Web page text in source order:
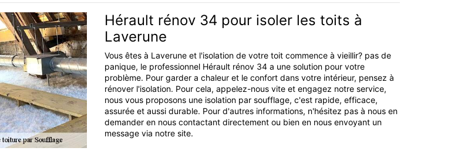
Hérault rénov 34 pour isoler les toits à
Laverune
Vous êtes à Laverune et l'isolation de votre toit commence à vieillir? pas de
panique, le professionnel Hérault rénov 34 a une solution pour votre
problème. Pour garder a chaleur et le confort dans votre intérieur, pensez à
rénover l'isolation. Pour cela, appelez-nous vite et engagez notre service,
nous vous proposons une isolation par soufflage, c'est rapide, efficace,
assurée et aussi durable. Pour d'autres informations, n'hésitez pas à nous en
demander en nous contactant directement ou bien en nous envoyant un
message via notre site.